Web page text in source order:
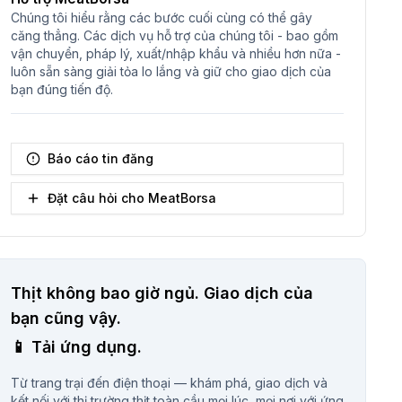
Chúng tôi hiểu rằng các bước cuối cùng có thể gây
căng thẳng. Các dịch vụ hỗ trợ của chúng tôi - bao gồm
vận chuyển, pháp lý, xuất/nhập khẩu và nhiều hơn nữa -
luôn sẵn sàng giải tỏa lo lắng và giữ cho giao dịch của
bạn đúng tiến độ.
Báo cáo tin đăng
Đặt câu hỏi cho MeatBorsa
Thịt không bao giờ ngủ. Giao dịch của
bạn cũng vậy.
📱 Tải ứng dụng.
Từ trang trại đến điện thoại — khám phá, giao dịch và